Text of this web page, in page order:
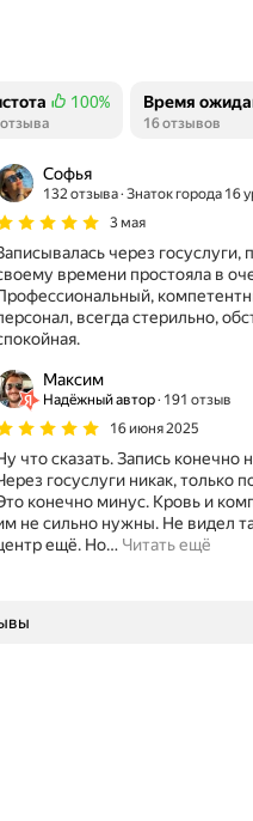
отзывов
100%
Время
16 отзывов
Софья
132 отзыва Знаток города 16
3 мая
через госуслуги,
времени простояла в
всегда стерильно, обстановка
Максим
Надёжный автор 191 отзыв
16 июня 2025
что сказать. Запись конечно
госуслуги никак, только
конечно минус. Кровь и
не сильно нужны. Не видел
ещё. Но… Читать ещё